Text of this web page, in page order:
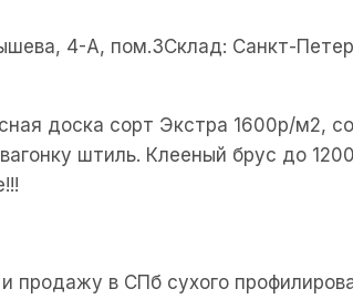
4-А, пом.3Склад: Санкт-
доска сорт Экстра 1600р/м2,
штиль. Клееный брус до
продажу в СПб сухого